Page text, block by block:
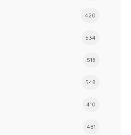
420
534
518
548
410
481